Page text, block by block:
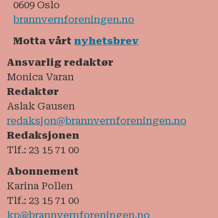
samfunn:
0609 Oslo
brannvernforeningen.no
Motta vårt nyhetsbrev
Ansvarlig redaktør
Monica Varan
Redaktør
Aslak Gausen
redaksjon@brannvernforeningen.no
Redaksjonen
Tlf.: 23 15 71 00
Abonnement
Karina Pollen
Tlf.: 23 15 71 00
kp@brannvernforeningen.no